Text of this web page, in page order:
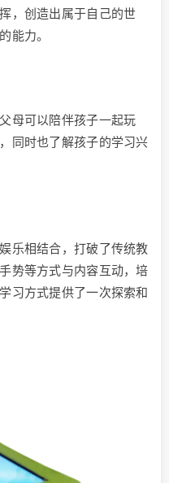
，创造出属于自己的世
能力。
母可以陪伴孩子一起玩
同时也了解孩子的学习兴
乐相结合，打破了传统教
势等方式与内容互动，培
习方式提供了一次探索和